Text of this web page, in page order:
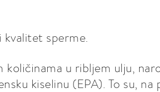
sperme.
količinama u ribljem ulju,
kiselinu (EPA). To su,